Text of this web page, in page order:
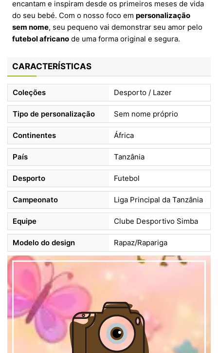
encantam e inspiram desde os primeiros meses de vida
do seu bebé. Com o nosso foco em personalização
sem nome, seu pequeno vai demonstrar seu amor pelo
futebol africano de uma forma original e segura.
CARACTERÍSTICAS
Coleções Desporto / Lazer
Tipo de personalização Sem nome próprio
Continentes África
País Tanzânia
Desporto Futebol
Campeonato Liga Principal da Tanzânia
Equipe Clube Desportivo Simba
Modelo do design Rapaz/Rapariga